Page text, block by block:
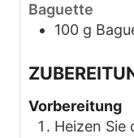
Baguette
100 g
Vorbereitung
Heizen Sie